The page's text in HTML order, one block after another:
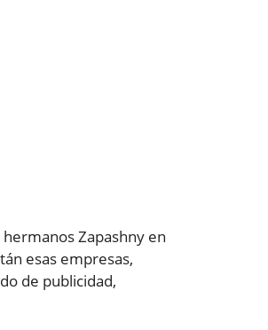
Zapashny en
esas empresas,
de publicidad,